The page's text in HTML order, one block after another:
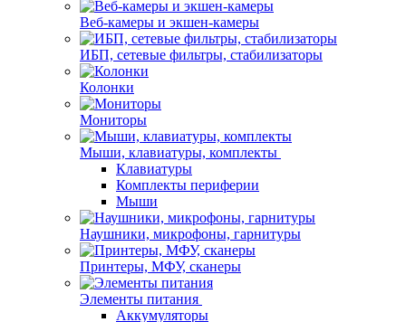
Веб-камеры и экшен-камеры
ИБП, сетевые фильтры, стабилизаторы
Колонки
Мониторы
Мыши, клавиатуры, комплекты
Клавиатуры
Комплекты периферии
Мыши
Наушники, микрофоны, гарнитуры
Принтеры, МФУ, сканеры
Элементы питания
Аккумуляторы